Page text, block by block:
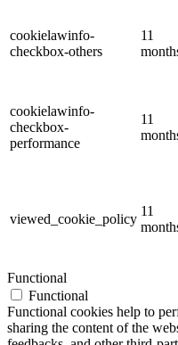
cookielawinfo-
checkbox-others
11
cookielawinfo-
checkbox-
performance
11
viewed_cookie_policy
11
Functional
Functional
Functional cookies help to
sharing the content of the